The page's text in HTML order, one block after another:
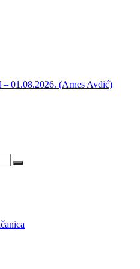
01.08.2026. (Arnes Avdić)